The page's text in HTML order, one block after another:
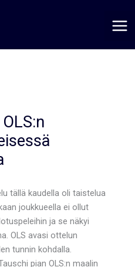
tällä kaudella oli taistelua
joukkueella ei ollut
ja se näkyi
OLS avasi ottelun
tunnin kohdalla.
pian OLS:n maalin